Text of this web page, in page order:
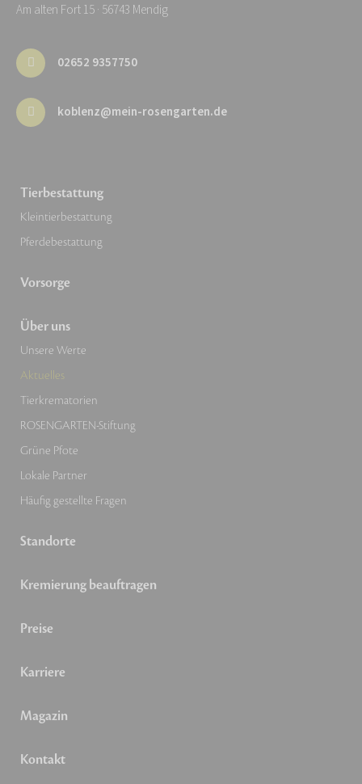
Am alten Fort 15 · 56743 Mendig
02652 9357750
koblenz@mein-rosengarten.de
Tierbestattung
Kleintierbestattung
Pferdebestattung
Vorsorge
Über uns
Unsere Werte
Aktuelles
Tierkrematorien
ROSENGARTEN-Stiftung
Grüne Pfote
Lokale Partner
Häufig gestellte Fragen
Standorte
Kremierung beauftragen
Preise
Karriere
Magazin
Kontakt